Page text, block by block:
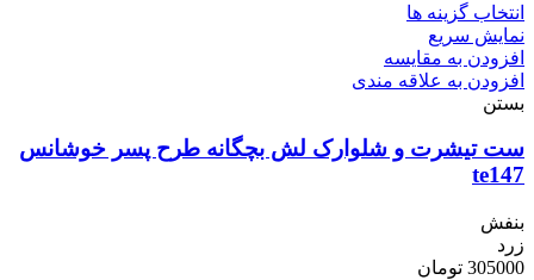
انتخاب گزینه ها
نمایش سریع
افزودن به مقایسه
افزودن به علاقه مندی
بستن
ست تیشرت و شلوارک لش بچگانه طرح پسر خوشانس
te147
بنفش
زرد
305000 تومان